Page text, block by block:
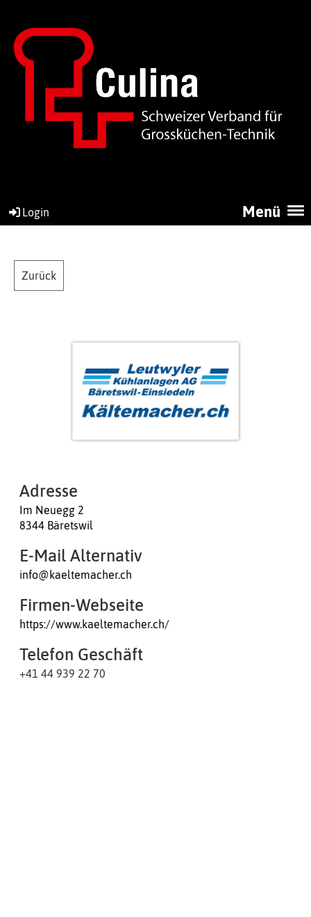
Menü
Login
Zurück
Adresse
Im Neuegg 2
8344 Bäretswil
E-Mail Alternativ
info@kaeltemacher.ch
Firmen-Webseite
https://www.kaeltemacher.ch/
Telefon Geschäft
+41 44 939 22 70